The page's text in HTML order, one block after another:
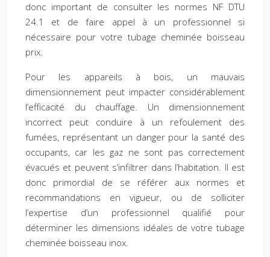
donc important de consulter les normes NF DTU
24.1 et de faire appel à un professionnel si
nécessaire pour votre tubage cheminée boisseau
prix.
Pour les appareils à bois, un mauvais
dimensionnement peut impacter considérablement
l’efficacité du chauffage. Un dimensionnement
incorrect peut conduire à un refoulement des
fumées, représentant un danger pour la santé des
occupants, car les gaz ne sont pas correctement
évacués et peuvent s’infiltrer dans l’habitation. Il est
donc primordial de se référer aux normes et
recommandations en vigueur, ou de solliciter
l’expertise d’un professionnel qualifié pour
déterminer les dimensions idéales de votre tubage
cheminée boisseau inox.